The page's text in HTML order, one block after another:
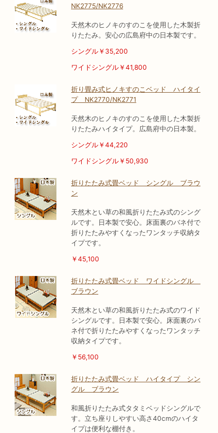
NK2775/NK2776
天然木のヒノキのすのこを使用した木製折
りたたみ。安心の広島府中の日本製です。
シングル￥35,200
ワイドシングル￥41,800
折り畳み式ヒノキすのこベッド ハイタイ
プ NK2770/NK2771
天然木のヒノキのすのこを使用した木製折
りたたみハイタイプ。広島府中の日本製。
シングル￥44,220
ワイドシングル￥50,930
折りたたみ式畳ベッド シングル ブラウ
ン
天然木とい草の和風折りたたみ式のシング
ルです。日本製で安心。床面裏のバネ付で
折りたたみやすくなったワンタッチ収納タ
イプです。
￥45,100
折りたたみ式畳ベッド ワイドシングル
ブラウン
天然木とい草の和風折りたたみ式のワイド
シングルです。日本製で安心。床面裏のバ
ネ付で折りたたみやすくなったワンタッチ
収納タイプです。
￥56,100
折りたたみ式畳ベッド ハイタイプ シン
グル ブラウン
和風折りたたみ式タタミベッドシングルで
す。立ち座りしやすい高さ40cmのハイタ
イプは便利な棚付き。